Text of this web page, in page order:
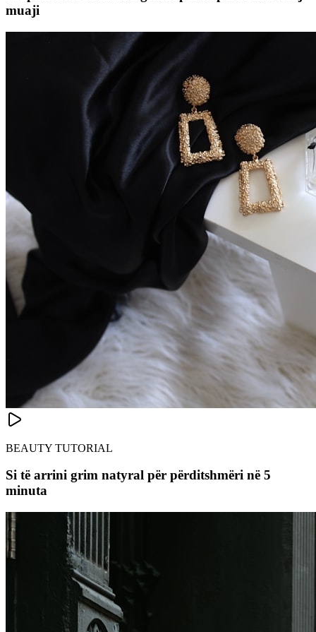
muaji
BEAUTY TUTORIAL
Si të arrini grim natyral për përditshmëri në 5
minuta